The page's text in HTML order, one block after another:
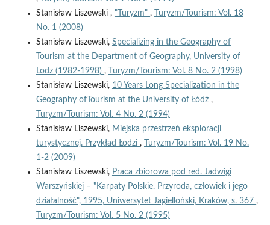
Stanisław Liszewski , "Turyzm" ,
Turyzm/Tourism: Vol. 18
No. 1 (2008)
Stanisław Liszewski, Specializing in the Geography of
Tourism at the Department of Geography, University of
Lodz (1982-1998) ,
Turyzm/Tourism: Vol. 8 No. 2 (1998)
Stanisław Liszewski, 10 Years Long Specialization in the
Geography ofTourism at the University of Łódź ,
Turyzm/Tourism: Vol. 4 No. 2 (1994)
Stanisław Liszewski, Miejska przestrzeń eksploracji
turystycznej. Przykład Łodzi ,
Turyzm/Tourism: Vol. 19 No.
1-2 (2009)
Stanisław Liszewski, Praca zbiorowa pod red. Jadwigi
Warszyńskiej – "Karpaty Polskie. Przyroda, człowiek i jego
działalność", 1995, Uniwersytet Jagielloński, Kraków, s. 367 ,
Turyzm/Tourism: Vol. 5 No. 2 (1995)